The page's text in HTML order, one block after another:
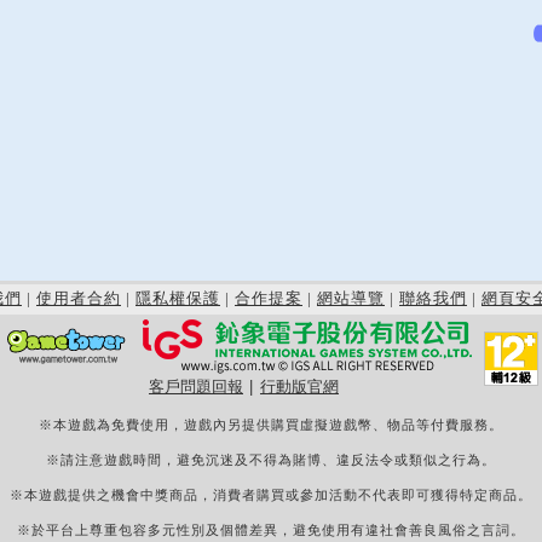
們 | 使用者合約 | 隱私權保護 | 合作提案 | 網站導覽 | 聯絡我們 | 網頁安
客戶問題回報 行動版官網
※本遊戲為免費使用，遊戲內另提供購買虛擬遊戲幣、物品等付費服務。
※請注意遊戲時間，避免沉迷及不得為賭博、違反法令或類似之行為。
※本遊戲提供之機會中獎商品，消費者購買或參加活動不代表即可獲得特定商品。
※於平台上尊重包容多元性別及個體差異，避免使用有違社會善良風俗之言詞。